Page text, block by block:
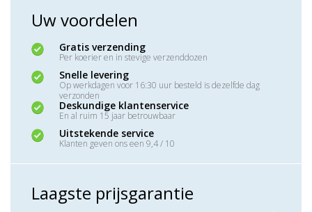
Uw voordelen
Gratis verzending
Per koerier en in stevige verzenddozen
Snelle levering
Op werkdagen voor 16:30 uur besteld is dezelfde dag
verzonden
Deskundige klantenservice
En al ruim 15 jaar betrouwbaar
Uitstekende service
Klanten geven ons een 9,4 / 10
Laagste prijsgarantie